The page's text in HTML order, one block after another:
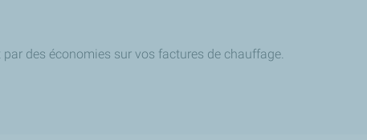
des économies sur vos factures de chauffage.